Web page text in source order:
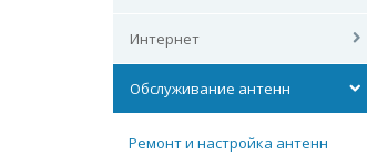
Интернет
Обслуживание антенн
Ремонт и настройка антенн